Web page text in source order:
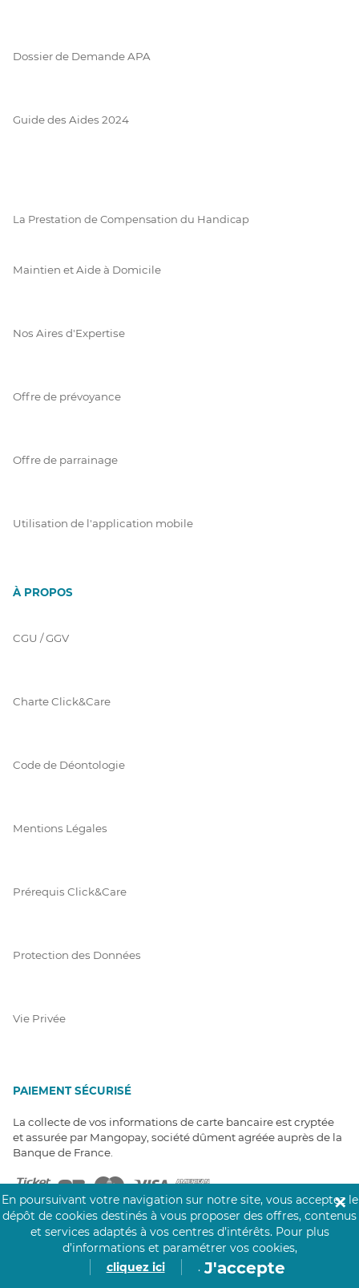
Dossier de Demande APA
Guide des Aides 2024
La Prestation de Compensation du Handicap
Maintien et Aide à Domicile
Nos Aires d'Expertise
Offre de prévoyance
Offre de parrainage
Utilisation de l'application mobile
À PROPOS
CGU / GGV
Charte Click&Care
Code de Déontologie
Mentions Légales
Prérequis Click&Care
Protection des Données
Vie Privée
PAIEMENT SÉCURISÉ
La collecte de vos informations de carte bancaire est cryptée
et assurée par Mangopay, société dûment agréée auprès de la
Banque de France.
NOS PARTENAIRES
En poursuivant votre navigation sur notre site, vous acceptez le
dépôt de cookies destinés à vous proposer des offres, contenus
et services adaptés à vos centres d’intérêts. Pour plus
d’informations et paramétrer vos cookies,
cliquez ici
. J'accepte
✕